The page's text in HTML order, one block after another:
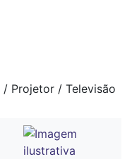
Projetor Televisão